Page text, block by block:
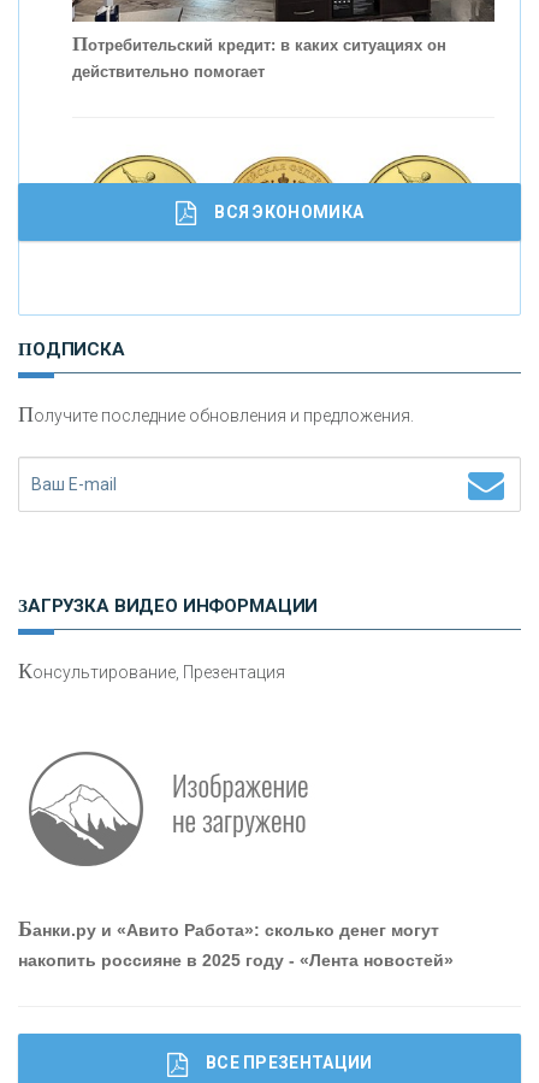
привлечь и удержать персонал - «Интервью»
Потребительский кредит: в каких ситуациях он
действительно помогает
И
сохранения и увеличения капитала
ВСЯ ЭКОНОМИКА
ПОДПИСКА
Получите последние обновления и предложения.
ЗАГРУЗКА ВИДЕО ИНФОРМАЦИИ
Консультирование, Презентация
Банки.ру и «Авито Работа»: сколько денег могут
накопить россияне в 2025 году - «Лента новостей»
ВСЕ ПРЕЗЕНТАЦИИ